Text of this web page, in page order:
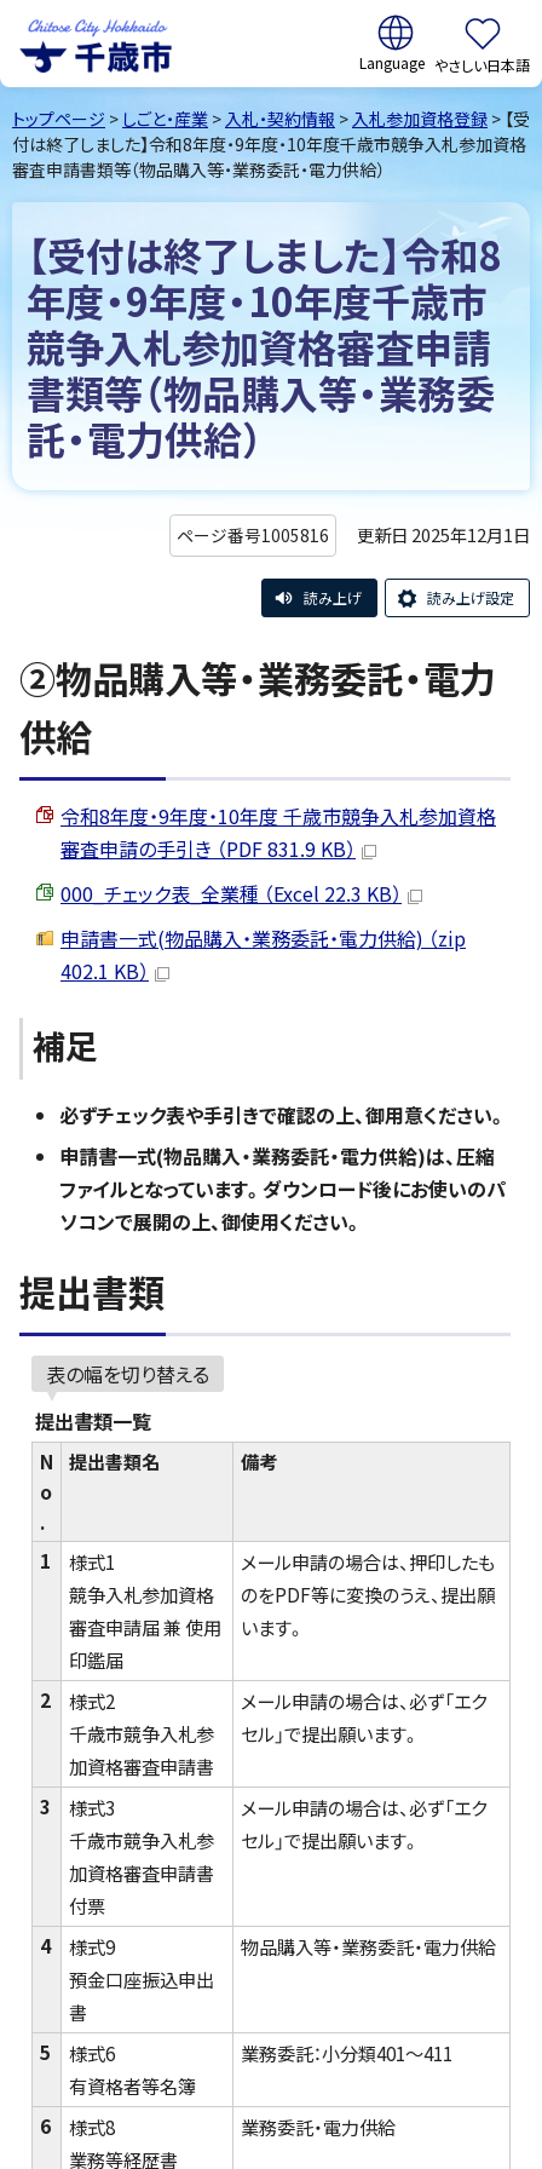
千歳市Chitose
City Hokkaido
翻訳:
やさしい日本語
トップページ > しごと・産業 >入札・契約情報 >入札参加資格登録 > 【受
付は終了しました】令和8年度・9年度・10年度千歳市競争入札参加資格
審査申請書類等（物品購入等・業務委託・電力供給）
【受付は終了しました】令和8
年度・9年度・10年度千歳市
競争入札参加資格審査申請
書類等（物品購入等・業務委
託・電力供給）
ページ番号1005816 更新日 2025年12月1日
読み上げ 読み上げ設定
②物品購入等・業務委託・電力
供給
令和8年度・9年度・10年度 千歳市競争入札参加資格
審査申請の手引き （PDF 831.9 KB）
000_チェック表_全業種 （Excel 22.3 KB）
申請書一式(物品購入・業務委託・電力供給) （zip
402.1 KB）
補足
必ずチェック表や手引きで確認の上、御用意ください。
申請書一式(物品購入・業務委託・電力供給)は、圧縮
ファイルとなっています。ダウンロード後にお使いのパ
ソコンで展開の上、御使用ください。
提出書類
表の幅を切り替える
提出書類一覧
N
o
.
提出書類名 備考
1
様式1
競争入札参加資格
審査申請届 兼 使用
印鑑届
メール申請の場合は、押印したも
のをPDF等に変換のうえ、提出願
います。
2
様式2
千歳市競争入札参
加資格審査申請書
メール申請の場合は、必ず「エク
セル」で提出願います。
3
様式3
千歳市競争入札参
加資格審査申請書
付票
メール申請の場合は、必ず「エク
セル」で提出願います。
4
様式9
預金口座振込申出
書
物品購入等・業務委託・電力供給
5
様式6
有資格者等名簿
業務委託：小分類401～411
6
様式8
業務等経歴書
業務委託・電力供給